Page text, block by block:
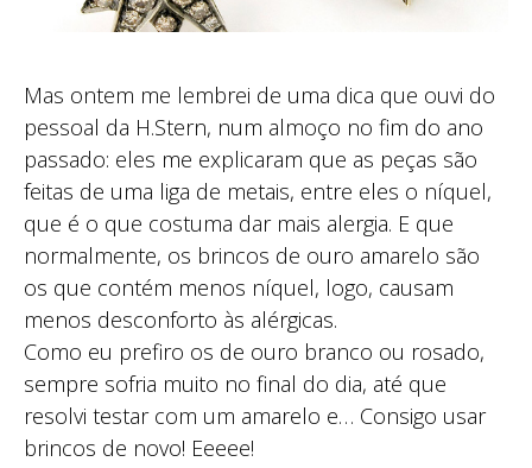
Mas ontem me lembrei de uma dica que ouvi do
pessoal da H.Stern, num almoço no fim do ano
passado: eles me explicaram que as peças são
feitas de uma liga de metais, entre eles o níquel,
que é o que costuma dar mais alergia. E que
normalmente, os brincos de ouro amarelo são
os que contém menos níquel, logo, causam
menos desconforto às alérgicas.
Como eu prefiro os de ouro branco ou rosado,
sempre sofria muito no final do dia, até que
resolvi testar com um amarelo e… Consigo usar
brincos de novo! Eeeee!